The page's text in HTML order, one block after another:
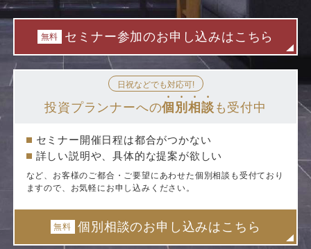
無料 セミナー参加のお申し込みはこちら
日祝などでも対応可!
投資プランナーへの個別相談 も受付中
セミナー開催日程は都合がつかない
詳しい説明や、具体的な提案が欲しい
など、お客様のご都合・ご要望にあわせた個別相談も受付ており
ますので、お気軽にお申し込みください。
無料 個別相談のお申し込みはこちら